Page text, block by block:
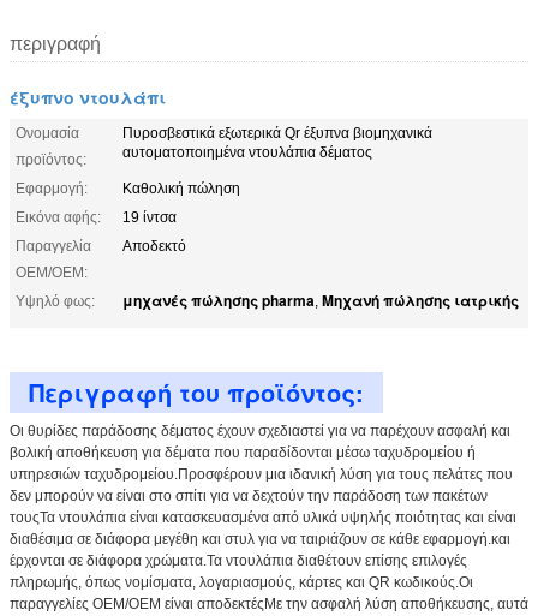
περιγραφή
έξυπνο ντουλάπι
Ονομασία
προϊόντος:
Πυροσβεστικά εξωτερικά Qr έξυπνα βιομηχανικά
αυτοματοποιημένα ντουλάπια δέματος
Εφαρμογή:
Καθολική πώληση
Εικόνα αφής:
19 ίντσα
Παραγγελία
OEM/OEM:
Αποδεκτό
Υψηλό φως: μηχανές πώλησης pharma, Μηχανή πώλησης ιατρικής
Περιγραφή του προϊόντος:
Οι θυρίδες παράδοσης δέματος έχουν σχεδιαστεί για να παρέχουν ασφαλή και
βολική αποθήκευση για δέματα που παραδίδονται μέσω ταχυδρομείου ή
υπηρεσιών ταχυδρομείου.Προσφέρουν μια ιδανική λύση για τους πελάτες που
δεν μπορούν να είναι στο σπίτι για να δεχτούν την παράδοση των πακέτων
τουςΤα ντουλάπια είναι κατασκευασμένα από υλικά υψηλής ποιότητας και είναι
διαθέσιμα σε διάφορα μεγέθη και στυλ για να ταιριάζουν σε κάθε εφαρμογή.και
έρχονται σε διάφορα χρώματα.Τα ντουλάπια διαθέτουν επίσης επιλογές
πληρωμής, όπως νομίσματα, λογαριασμούς, κάρτες και QR κωδικούς.Οι
παραγγελίες OEM/OEM είναι αποδεκτέςΜε την ασφαλή λύση αποθήκευσης, αυτά